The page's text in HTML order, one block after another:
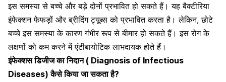
इस समस्या से बच्चे और बड़े दोनों प्रभावित हो सकते हैं। यह बैक्टीरिया
इंफेक्शन फेफड़ों और ब्रीदिंग ट्यूब्स को प्रभावित करता है। लेकिन, छोटे
बच्चे इस समस्या के कारण गंभीर रूप से बीमार हो सकते हैं। इस रोग के
लक्षणों को कम करने मेंएंटीबायोटिक लाभदायक होते हैं।
इंफेक्शस डिजीज का निदान ( Diagnosis of Infectious
Diseases) कैसे किया जा सकता है?